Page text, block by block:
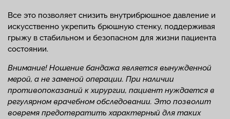
Все это позволяет снизить внутрибрюшное давление и
искусственно укрепить брюшную стенку, поддерживая
грыжу в стабильном и безопасном для жизни пациента
состоянии.
Внимание! Ношение бандажа является вынужденной
мерой, а не заменой операции. При наличии
противопоказаний к хирургии, пациент нуждается в
регулярном врачебном обследовании. Это позволит
вовремя предотвратить характерный для таких